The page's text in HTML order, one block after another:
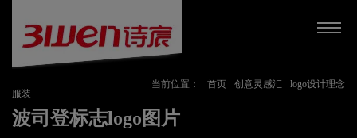
当前位置： 首页 创意灵感汇
logo设计理念
服装
波司登标志logo图片